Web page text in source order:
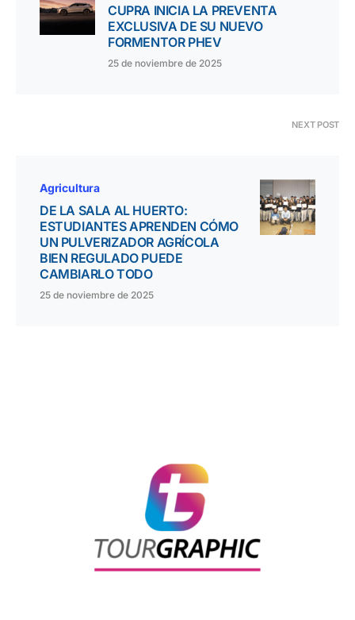
CUPRA INICIA LA PREVENTA
EXCLUSIVA DE SU NUEVO
FORMENTOR PHEV
25 de noviembre de 2025
NEXT POST
Agricultura
DE LA SALA AL HUERTO:
ESTUDIANTES APRENDEN CÓMO
UN PULVERIZADOR AGRÍCOLA
BIEN REGULADO PUEDE
CAMBIARLO TODO
25 de noviembre de 2025